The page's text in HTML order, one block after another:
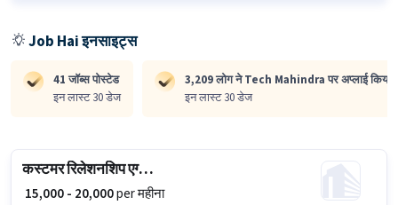
Job Hai इनसाइट्स
41 जॉब्स पोस्टेड
इन लास्ट 30 डेज
3,209 लोग ने Tech Mahindra पर अप्लाई किया है
इन लास्ट 30 डेज
कस्टमर रिलेशनशिप एग्जीक्यूटिव
₹ 15,000 - 20,000per महीना